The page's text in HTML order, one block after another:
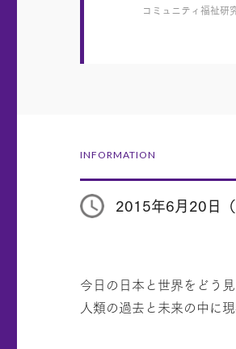
コミュニティ福祉研
INFORMATION
2015年6月20日
今日の日本と世界をどう
人類の過去と未来の中に